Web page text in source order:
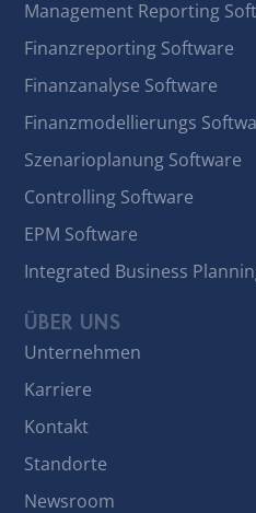
Management Reporting
Finanzreporting Software
Finanzanalyse Software
Finanzmodellierungs
Szenarioplanung Software
Controlling Software
EPM Software
Integrated Business
ÜBER UNS
Unternehmen
Karriere
Kontakt
Standorte